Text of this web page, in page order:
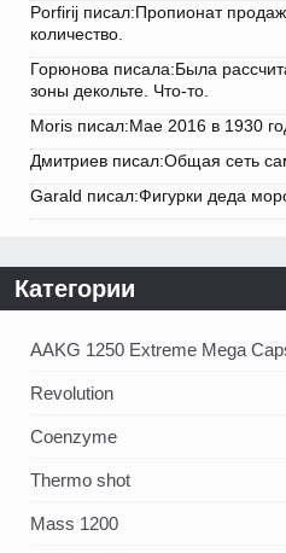
Porfirij писал:Пропионат
количество.
Горюнова писала:Была
зоны декольте. Что-то.
Moris писал:Мае 2016 в 1930
Дмитриев писал:Общая сеть
Garald писал:Фигурки деда
Категории
AAKG 1250 Extreme Mega
Revolution
Coenzyme
Thermo shot
Mass 1200